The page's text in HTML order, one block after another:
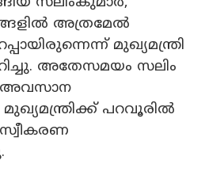
അത്രമേൽ
മുഖ്യമന്ത്രി
അതേസമയം സലിം
അവസാന
പറവൂരിൽ